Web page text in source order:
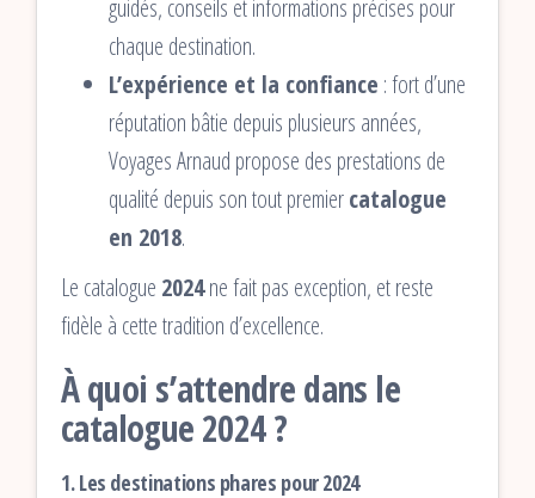
guidés, conseils et informations précises pour
chaque destination.
L’expérience et la confiance : fort d’une
réputation bâtie depuis plusieurs années,
Voyages Arnaud propose des prestations de
qualité depuis son tout premiercatalogue
en 2018.
Le catalogue 2024ne fait pas exception, et reste
fidèle à cette tradition d’excellence.
À quoi s’attendre dans le
catalogue 2024 ?
1. Les destinations phares pour 2024